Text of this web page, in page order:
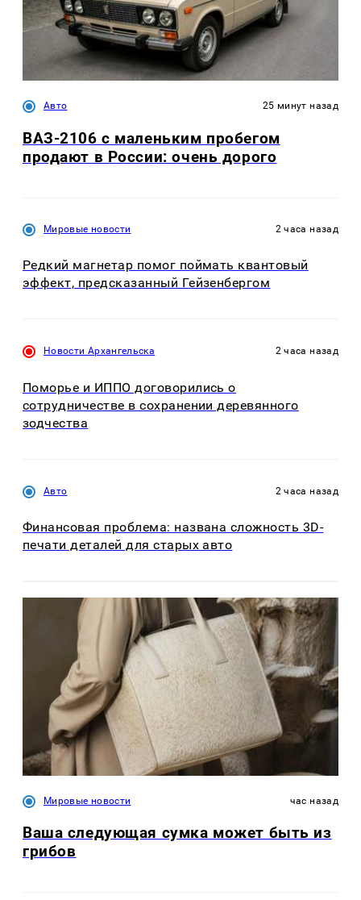
Авто 25 минут назад
ВАЗ-2106 с маленьким пробегом
продают в России: очень дорого
Мировые новости 2 часа назад
Редкий магнетар помог поймать квантовый
эффект, предсказанный Гейзенбергом
Новости Архангельска 2 часа назад
Поморье и ИППО договорились о
сотрудничестве в сохранении деревянного
зодчества
Авто 2 часа назад
Финансовая проблема: названа сложность 3D-
печати деталей для старых авто
Мировые новости час назад
Ваша следующая сумка может быть из
грибов